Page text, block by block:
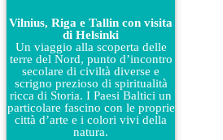
Vilnius, Riga e Tallin con visita
di Helsinki
Un viaggio alla scoperta delle
terre del Nord, punto d’incontro
secolare di civiltà diverse e
scrigno prezioso di spiritualità
ricca di Storia. I Paesi Baltici un
particolare fascino con le proprie
città d’arte e i colori vivi della
natura.